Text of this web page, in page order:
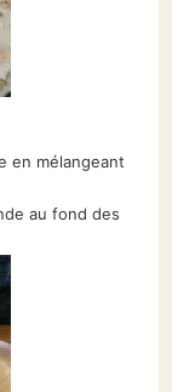
en mélangeant
au fond des